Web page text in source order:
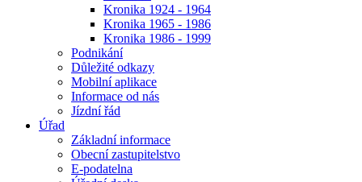
Kronika 1924 - 1964
Kronika 1965 - 1986
Kronika 1986 - 1999
Podnikání
Důležité odkazy
Mobilní aplikace
Informace od nás
Jízdní řád
Úřad
Základní informace
Obecní zastupitelstvo
E-podatelna